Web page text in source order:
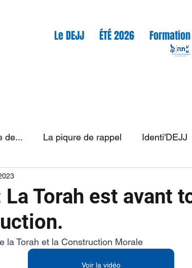
Le DEJJ ÉTÉ 2026 Formation
de... La piqure de rappel Identi'DEJJ
Torah est avant
la Torah et la Construction Morale
Voir la vidéo